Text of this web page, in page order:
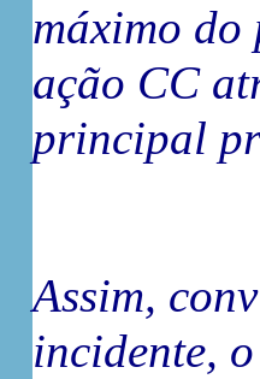
máximo do
ação CC
principal
Assim,
incidente,